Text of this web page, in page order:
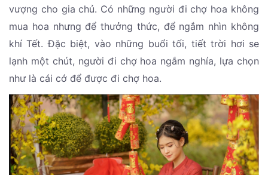
vượng cho gia chủ. Có những người đi chợ hoa không
mua hoa nhưng để thưởng thức, để ngắm nhìn không
khí Tết. Đặc biệt, vào những buổi tối, tiết trời hơi se
lạnh một chút, người đi chợ hoa ngắm nghía, lựa chọn
như là cái cớ để được đi chợ hoa.